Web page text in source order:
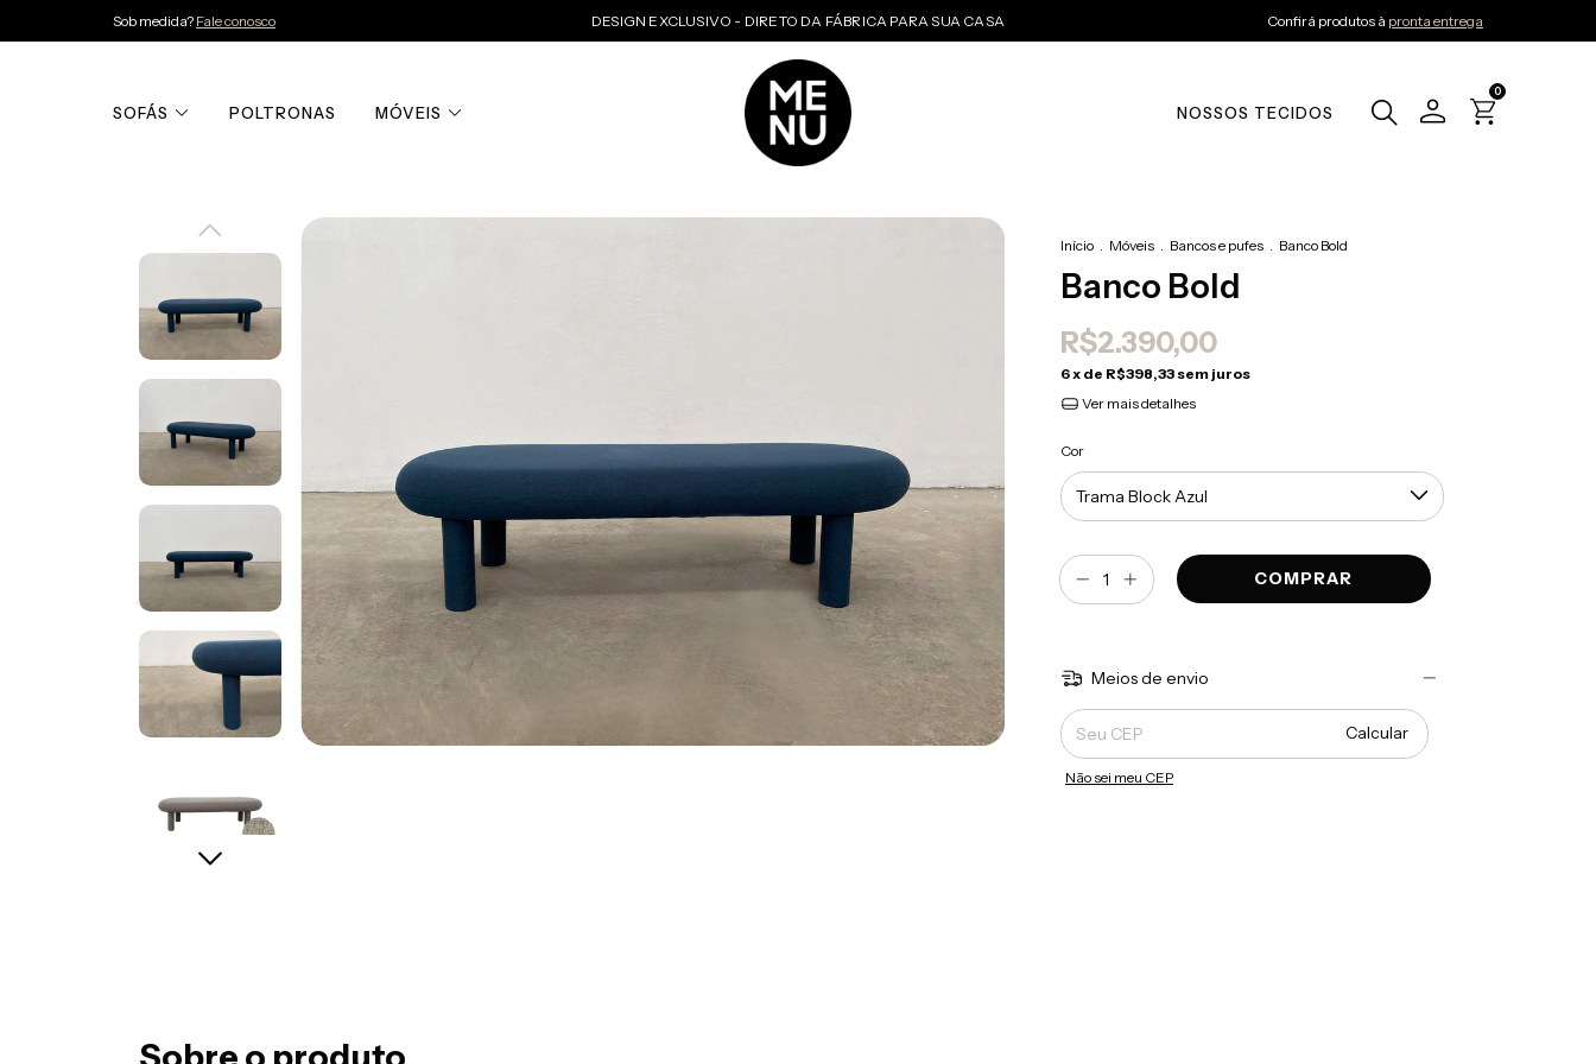
Sob medida? Fale conosco DESIGN EXCLUSIVO - DIRETO DA FÁBRICA PARA SUA CASA Confirá produtos à pronta entrega
SOFÁS POLTRONAS MÓVEIS NOSSOS TECIDOS
0
Início . Móveis . Bancos e pufes . Banco Bold
Banco Bold
R$2.390,00
6x de R$398,33sem juros
Ver mais detalhes
Cor
Meios de envio
Entregas para o CEP:
Calcular
Não sei meu CEP